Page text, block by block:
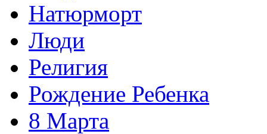
Натюрморт
Люди
Религия
Рождение Ребенка
8 Марта